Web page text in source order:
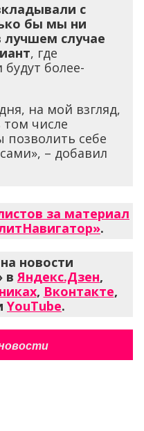
с
бы мы ни
лучшем случае
, где
более-
на мой взгляд,
числе
себе
– добавил
за материал
.
новости
вЯндекс.Дзен,
, Вконтакте,
YouTube.